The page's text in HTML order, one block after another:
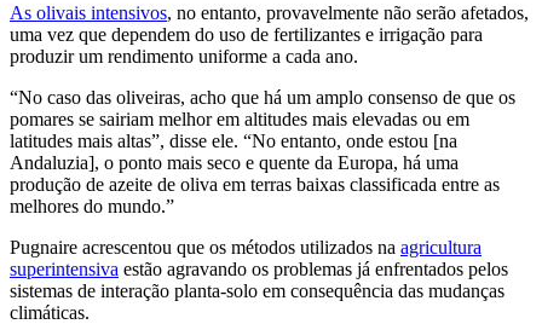
As olivais intensivos, no entanto, provavelmente não serão afetados,
uma vez que dependem do uso de fertilizantes e irrigação para
produzir um rendimento uniforme a cada ano.
“No caso das oliveiras, acho que há um amplo consenso de que os
pomares se sairiam melhor em altitudes mais elevadas ou em
latitudes mais altas”, disse ele. “No entanto, onde estou [na
Andaluzia], o ponto mais seco e quente da Europa, há uma
produção de azeite de oliva em terras baixas classificada entre as
melhores do mundo.”
Pugnaire acrescentou que os métodos utilizados na agricultura
superintensiva estão agravando os problemas já enfrentados pelos
sistemas de interação planta-solo em consequência das mudanças
climáticas.